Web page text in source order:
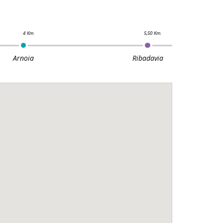
Arnoia Ribadavia